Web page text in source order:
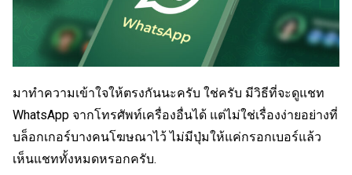
มาทำความเข้าใจให้ตรงกันนะครับ ใช่ครับ มีวิธีที่จะดูแชท
WhatsApp จากโทรศัพท์เครื่องอื่นได้ แต่ไม่ใช่เรื่องง่ายอย่างที่
บล็อกเกอร์บางคนโฆษณาไว้ ไม่มีปุ่มให้แค่กรอกเบอร์แล้ว
เห็นแชททั้งหมดหรอกครับ.